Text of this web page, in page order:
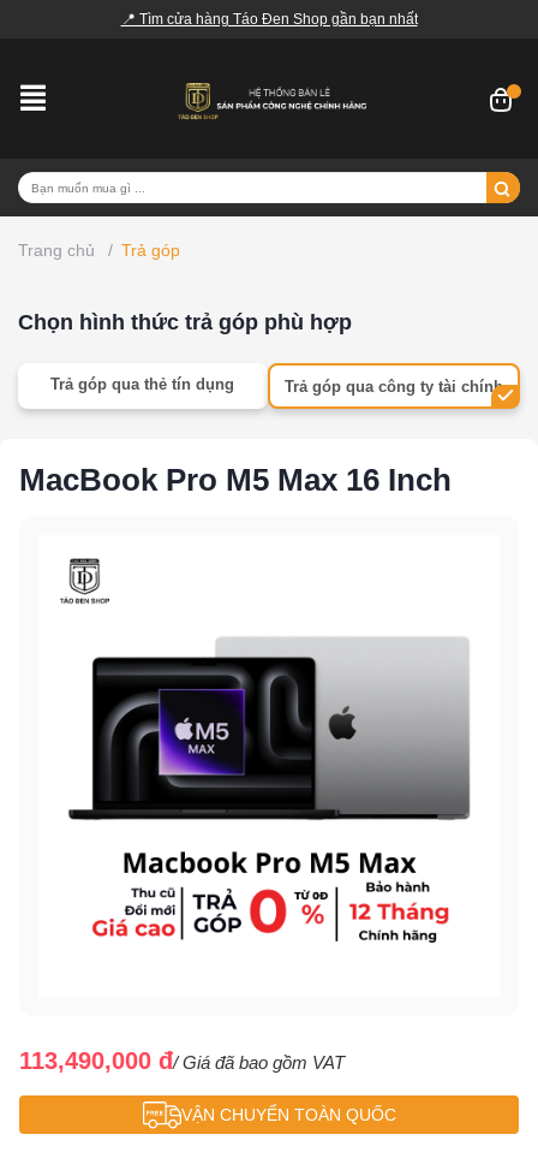
📍 Tìm cửa hàng Táo Đen Shop gần bạn nhất
Trang chủ / Trả góp
Chọn hình thức trả góp phù hợp
Trả góp qua thẻ tín dụng Trả góp qua công ty tài chính
MacBook Pro M5 Max 16 Inch
113,490,000 đ/ Giá đã bao gồm VAT
VẬN CHUYỂN TOÀN QUỐC